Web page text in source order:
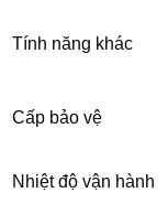
Tính năng khác
Cấp bảo vệ
Nhiệt độ vận hành